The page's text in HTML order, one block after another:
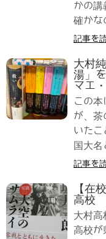
かの講
確かな
記事を
大村
湯」
マエ
この
が、茶
いたこ
国大名
記事を
【在
高校
大村
高校が